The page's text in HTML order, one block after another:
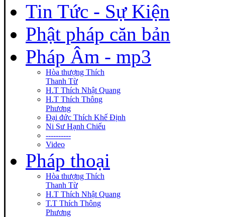
Tin Tức - Sự Kiện
Phật pháp căn bản
Pháp Âm - mp3
Hòa thượng Thích
Thanh Từ
H.T Thích Nhật Quang
H.T Thích Thông
Phương
Đại đức Thích Khế Định
Ni Sư Hạnh Chiếu
----------
Video
Pháp thoại
Hòa thượng Thích
Thanh Từ
H.T Thích Nhật Quang
T.T Thích Thông
Phương